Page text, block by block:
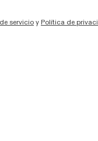
servicio y Política de